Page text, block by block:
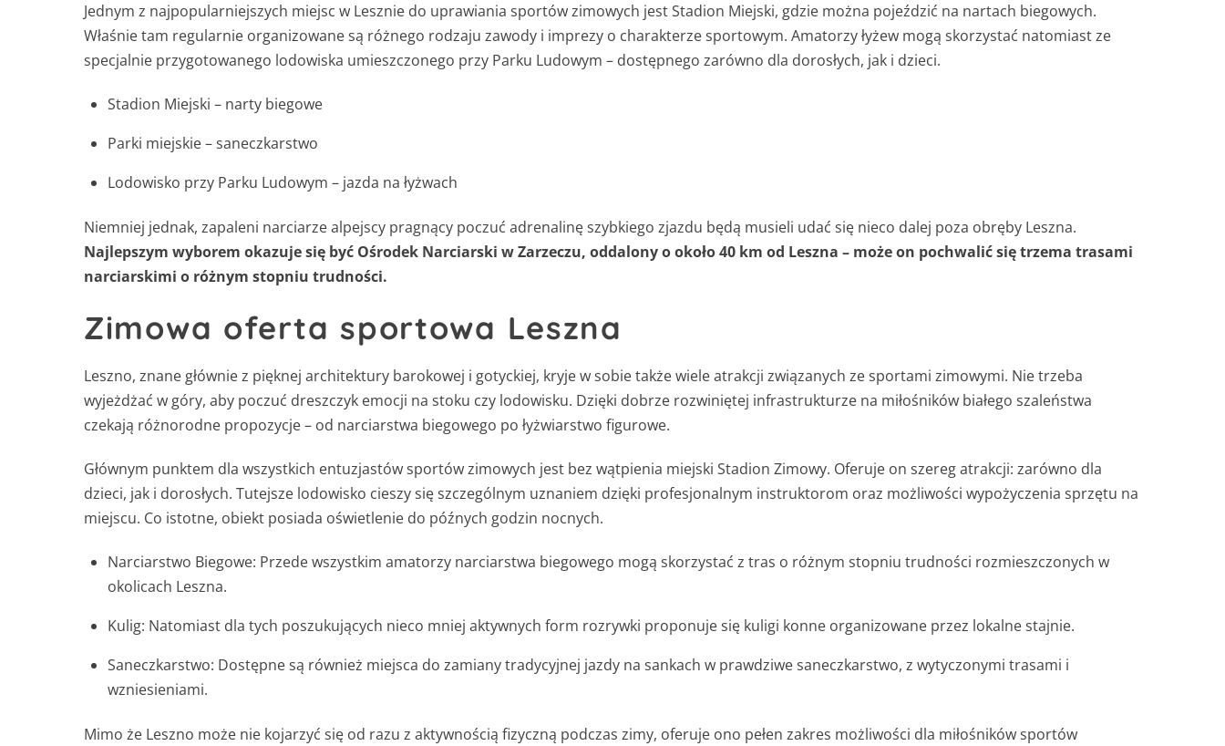
Jednym z najpopularniejszych miejsc w Lesznie do uprawiania sportów zimowych jest Stadion Miejski, gdzie można pojeździć na nartach biegowych.
Właśnie tam regularnie organizowane są różnego rodzaju zawody i imprezy o charakterze sportowym. Amatorzy łyżew mogą skorzystać natomiast ze
specjalnie przygotowanego lodowiska umieszczonego przy Parku Ludowym – dostępnego zarówno dla dorosłych, jak i dzieci.
Stadion Miejski – narty biegowe
Parki miejskie – saneczkarstwo
Lodowisko przy Parku Ludowym – jazda na łyżwach
Niemniej jednak, zapaleni narciarze alpejscy pragnący poczuć adrenalinę szybkiego zjazdu będą musieli udać się nieco dalej poza obręby Leszna.
Najlepszym wyborem okazuje się być Ośrodek Narciarski w Zarzeczu, oddalony o około 40 km od Leszna – może on pochwalić się trzema trasami
narciarskimi o różnym stopniu trudności.
Zimowa oferta sportowa Leszna
Leszno, znane głównie z pięknej architektury barokowej i gotyckiej, kryje w sobie także wiele atrakcji związanych ze sportami zimowymi. Nie trzeba
wyjeżdżać w góry, aby poczuć dreszczyk emocji na stoku czy lodowisku. Dzięki dobrze rozwiniętej infrastrukturze na miłośników białego szaleństwa
czekają różnorodne propozycje – od narciarstwa biegowego po łyżwiarstwo figurowe.
Głównym punktem dla wszystkich entuzjastów sportów zimowych jest bez wątpienia miejski Stadion Zimowy. Oferuje on szereg atrakcji: zarówno dla
dzieci, jak i dorosłych. Tutejsze lodowisko cieszy się szczególnym uznaniem dzięki profesjonalnym instruktorom oraz możliwości wypożyczenia sprzętu na
miejscu. Co istotne, obiekt posiada oświetlenie do późnych godzin nocnych.
Narciarstwo Biegowe: Przede wszystkim amatorzy narciarstwa biegowego mogą skorzystać z tras o różnym stopniu trudności rozmieszczonych w
okolicach Leszna.
Kulig: Natomiast dla tych poszukujących nieco mniej aktywnych form rozrywki proponuje się kuligi konne organizowane przez lokalne stajnie.
Saneczkarstwo: Dostępne są również miejsca do zamiany tradycyjnej jazdy na sankach w prawdziwe saneczkarstwo, z wytyczonymi trasami i
wzniesieniami.
Mimo że Leszno może nie kojarzyć się od razu z aktywnością fizyczną podczas zimy, oferuje ono pełen zakres możliwości dla miłośników sportów